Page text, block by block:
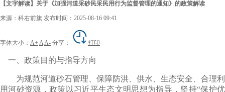
【文字解读】关于《加强河道采砂民采民用行为监督管理的通知》的政策解读
来源：科右前旗 发布时间：2025-08-16 09:41
字体大小： A+ AA- 分享： 打印
一、政策目的与指导方向
为规范河道砂石管理、保障防洪、供水、生态安全、合理利
用河砂资源，政策以习近平生态文明思想为指导，坚持“保护优